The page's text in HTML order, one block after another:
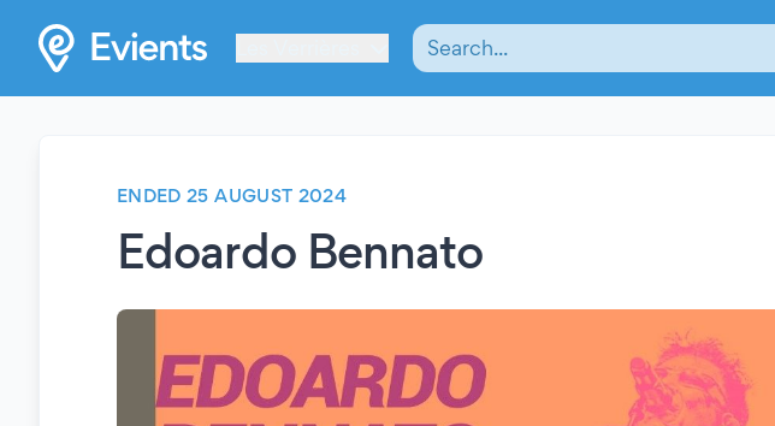
ENDED 25 AUGUST 2024
Edoardo Bennato